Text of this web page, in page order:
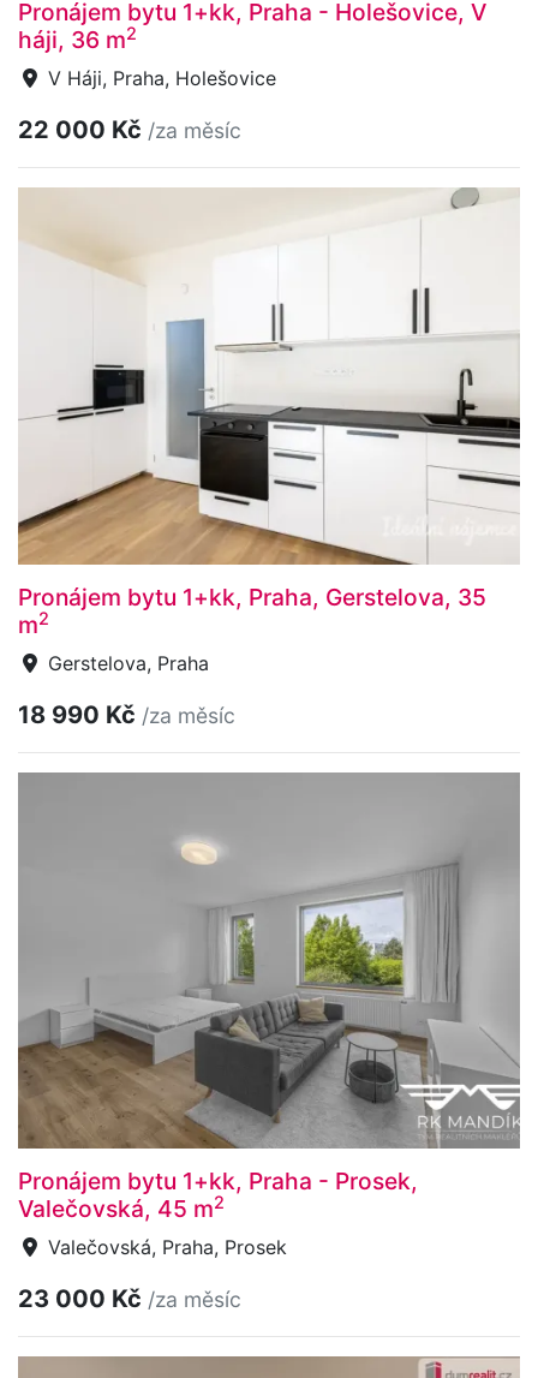
Pronájem bytu 1+kk, Praha - Holešovice, V
háji, 36 m2
V Háji, Praha, Holešovice
22 000 Kč /za měsíc
Pronájem bytu 1+kk, Praha, Gerstelova, 35
m2
Gerstelova, Praha
18 990 Kč /za měsíc
Pronájem bytu 1+kk, Praha - Prosek,
Valečovská, 45 m2
Valečovská, Praha, Prosek
23 000 Kč /za měsíc